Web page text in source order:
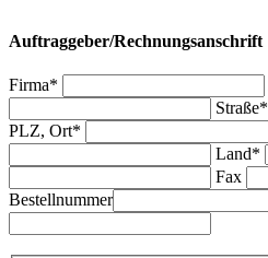
Auftraggeber/Rechnungsanschrift
Firma*
Straße*
PLZ, Ort*
Land*
Fax
Bestellnummer